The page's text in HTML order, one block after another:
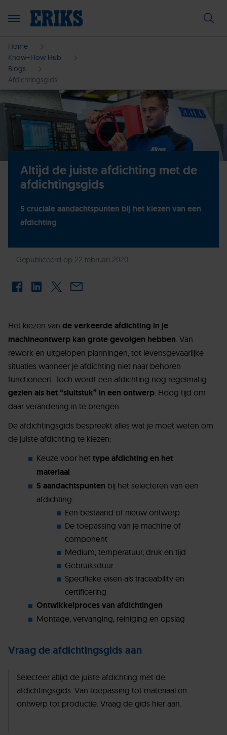
Home
Know+How Hub
Blogs
Afdichtingsgids
Altijd de juiste afdichting met de
afdichtingsgids
5 cruciale aandachtspunten bij het kiezen van een
afdichting
Gepubliceerd op 22 februari 2020
Het kiezen van de verkeerde afdichting in je
machineontwerp kan grote gevolgen hebben. Van
rework en uitgelopen planningen, tot levensgevaarlijke
situaties wanneer je afdichting niet naar behoren
functioneert. Toch wordt een afdichting nog regelmatig
gezien als het “sluitstuk” in een ontwerp. Hoog tijd om
daar verandering in te brengen.
De afdichtingsgids bespreekt alles wat je moet weten om
de juiste afdichting te kiezen:
Keuze voor het type afdichting en het
materiaal
5 aandachtspunten bij het selecteren van een
afdichting:
Een bestaand of nieuw ontwerp
De toepassing van je machine of
component
Medium, temperatuur, druk en tijd
Gebruiksduur
Specifieke eisen als traceability en
certificering
Ontwikkelproces van afdichtingen
Montage, vervanging, reiniging en opslag
Vraag de afdichtingsgids aan
Selecteer altijd de juiste afdichting met de
afdichtingsgids. Van toepassing tot materiaal en
ontwerp tot productie. Vraag de gids hier aan.